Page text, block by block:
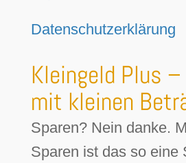
Datenschutzerklärung
Kleingeld Plus
mit kleinen
Sparen? Nein danke.
Sparen ist das so eine